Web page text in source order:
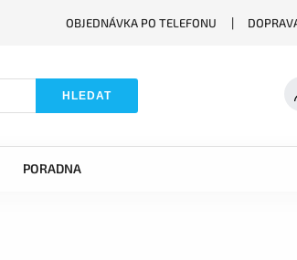
OBJEDNÁVKA PO TELEFONU
HLEDAT
PORADNA